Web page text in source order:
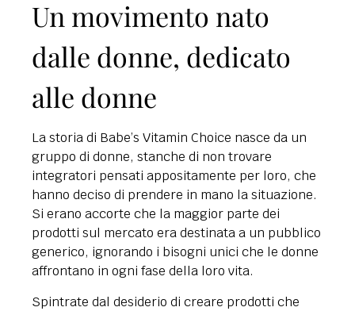
Un movimento nato
dalle donne, dedicato
alle donne
La storia di Babe’s Vitamin Choice nasce da un
gruppo di donne, stanche di non trovare
integratori pensati appositamente per loro, che
hanno deciso di prendere in mano la situazione.
Si erano accorte che la maggior parte dei
prodotti sul mercato era destinata a un pubblico
generico, ignorando i bisogni unici che le donne
affrontano in ogni fase della loro vita.
Spintrate dal desiderio di creare prodotti che